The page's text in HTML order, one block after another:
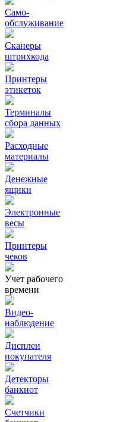
Само-
обслуживание
Сканеры
штрихкода
Принтеры
этикеток
Терминалы
сбора данных
Расходные
материалы
Денежные
ящики
Электронные
весы
Принтеры
чеков
Учет рабочего
времени
Видео‑
наблюдение
Дисплеи
покупателя
Детекторы
банкнот
Счетчики